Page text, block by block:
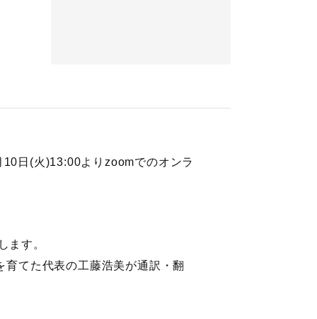
日(火)13:00よりzoomでのオンラ
ます。
てた代表の工藤浩美が通訳・翻